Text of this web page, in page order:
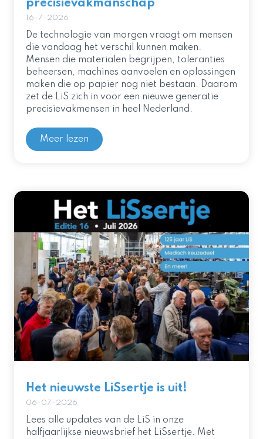
precisievakmanschap
16-7-2026
De technologie van morgen vraagt om mensen
die vandaag het verschil kunnen maken.
Mensen die materialen begrijpen, toleranties
beheersen, machines aanvoelen en oplossingen
maken die op papier nog niet bestaan. Daarom
zet de LiS zich in voor een nieuwe generatie
precisievakmensen in heel Nederland.
Meer lezen
Het nieuwste LiSsertje is uit!
06-07-2026
Lees alle updates van de LiS in onze
halfjaarlijkse nieuwsbrief het LiSsertje. Met